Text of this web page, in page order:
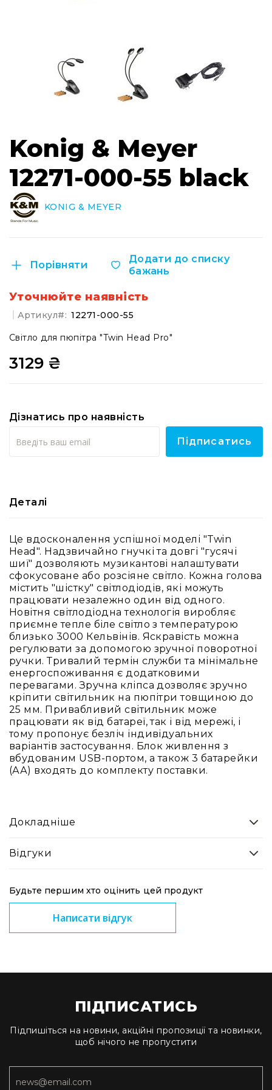
Лінійні
масиви
Підсилювачі
потужності
Підсилювачі
акустичні
системи
Аксесуари
та
Стаціонарні
системи
Моніторінг
Передавачі
Аксесуари
комплектуючі
розподіл
RF
кабелі
RF
роз'їєми
Тайм-
коди
Генератори
тайм-
кодів
Приймачі
та
передавачі
Дисплеї
Аксесуари
та
комплектуючі
Конференційні
З
Для
пристроїв
мікрофони
Мікрофонне
до
початку
галереї
зображень
Konig & Meyer
12271-000-55 black
KONIG & MEYER
Порівняти
Додати до списку
бажань
Уточнюйте наявність
Артикул 12271-000-55
Світло для пюпітра "Twin Head Pro"
3129 ₴
Дізнатись про наявність
Підписатись
Деталі
Це вдосконалення успішної моделі "Twin
Head". Надзвичайно гнучкі та довгі "гусячі
шиї" дозволяють музикантові налаштувати
сфокусоване або розсіяне світло. Кожна голова
містить "шістку" світлодіодів, які можуть
працювати незалежно один від одного.
Новітня світлодіодна технологія виробляє
приємне тепле біле світло з температурою
близько 3000 Кельвінів. Яскравість можна
регулювати за допомогою зручної поворотної
ручки. Тривалий термін служби та мінімальне
енергоспоживання є додатковими
перевагами. Зручна кліпса дозволяє зручно
кріпити світильник на пюпітри товщиною до
25 мм. Привабливий світильник може
працювати як від батареї, так і від мережі, і
тому пропонує безліч індивідуальних
варіантів застосування. Блок живлення з
вбудованим USB-портом, а також 3 батарейки
(АА) входять до комплекту поставки.
Докладніше
Відгуки
Будьте першим хто оцінить цей продукт
Написати відгук
ПІДПИСАТИСЬ
Підпишіться на новини, акційні пропозиції та новинки,
щоб нічого не пропустити